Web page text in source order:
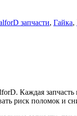
запчасти, Гайка,
Каждая запчасть
риск поломок и